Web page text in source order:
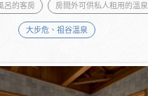
呂的客房 房間外可供私人租用的溫泉
大步危、祖谷溫泉